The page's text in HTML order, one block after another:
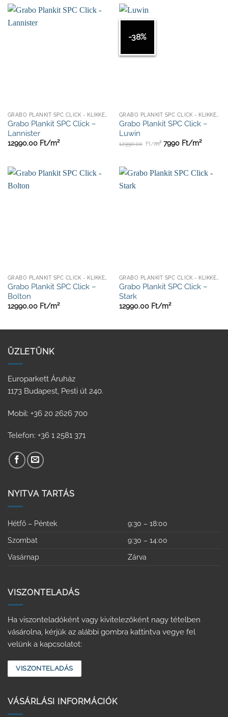
Grabo Plankit SPC Click –
Lannister
12990.00 Ft/m²
-38%
Grabo Plankit SPC Click –
Luwin
12990.00 Ft/m²7990 Ft/m²
Grabo Plankit SPC Click –
Bolton
12990.00 Ft/m²
Grabo Plankit SPC Click –
Stark
12990.00 Ft/m²
ÜZLETÜNK
Europarkett Áruház
1173 Budapest, Pesti út 240.
Mobil: +36 20 2626 700
Telefon: +36 1 2581 371
NYITVA TARTÁS
Hétfő – Péntek
9:30 – 18:00
Szombat
9:30 – 14:00
Vasárnap
Zárva
VISZONTELADÁS
Ha viszonteladóként vagy kivitelezőként nagy tételben
vásárolna, kérjük az alábbi gombra kattintva vegye fel
velünk a kapcsolatot:
VISZONTELADÁS
VÁSÁRLÁSI INFORMÁCIÓK